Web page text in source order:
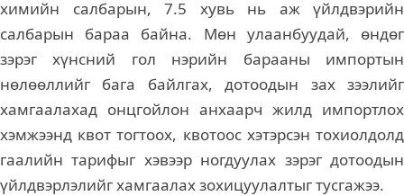
химийн салбарын, 7.5 хувь нь аж үйлдвэрийн
салбарын бараа байна. Мөн улаанбуудай, өндөг
зэрэг хүнсний гол нэрийн барааны импортын
нөлөөллийг бага байлгах, дотоодын зах зээлийг
хамгаалахад онцгойлон анхаарч жилд импортлох
хэмжээнд квот тогтоох, квотоос хэтэрсэн тохиолдолд
гаалийн тарифыг хэвээр ногдуулах зэрэг дотоодын
үйлдвэрлэлийг хамгаалах зохицуулалтыг тусгажээ.